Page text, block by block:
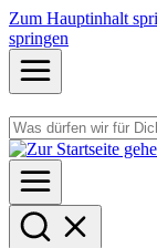
Zum Hauptinhalt
springen